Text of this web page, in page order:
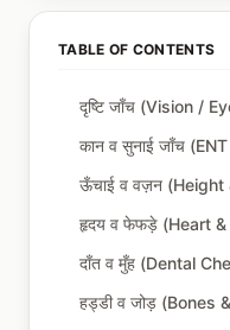
TABLE OF CONTENTS
दृष्टि जाँच (Vision /
कान व सुनाई जाँच
ऊँचाई व वज़न (Height
हृदय व फेफड़े (Heart
दाँत व मुँह (Dental
हड्डी व जोड़ (Bones